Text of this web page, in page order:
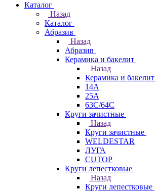
Каталог
Назад
Каталог
Абразив
Назад
Абразив
Керамика и бакелит
Назад
Керамика и бакелит
14А
25А
63С/64С
Круги зачистные
Назад
Круги зачистные
WELDESTAR
ЛУГА
CUTOP
Круги лепестковые
Назад
Круги лепестковые